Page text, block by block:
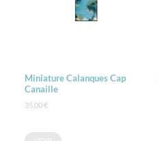
Miniature Calanques Cap
Canaille
35,00€